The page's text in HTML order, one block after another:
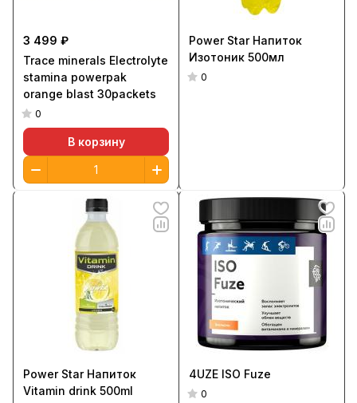
3 499 ₽
Trace minerals Electrolyte
stamina powerpak
orange blast 30packets
0
В корзину
Power Star Напиток
Изотоник 500мл
0
Power Star Напиток
Vitamin drink 500ml
4UZE ISO Fuze
0